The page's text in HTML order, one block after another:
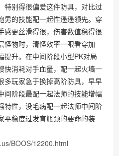
特别得很偏爱这件防具，对比过
男的技能配一起性遥遥领先。穿
感更丝滑得很，伤害数值稳得很
怪物时，清怪效率一眼看穿加
提升。在中间阶段小型PK对局
快消耗对手血量，配一起火墙一
多玩家急于换掉高阶防具，早早
间阶段最配一起法师的技能增幅
特性，没毛病配一起法师中间阶
平稳度过发育瓶颈的要命的装
BOOS/12200.html